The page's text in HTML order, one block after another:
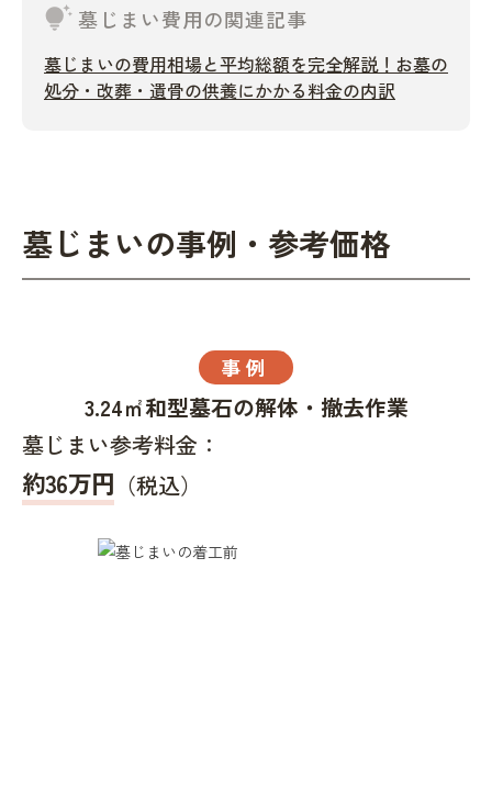
tips_and_updates墓じまい費用の関連記事
墓じまいの費用相場と平均総額を完全解説！お墓の
処分・改葬・遺骨の供養にかかる料金の内訳
墓じまいの事例・参考価格
事例
3.24㎡和型墓石の解体・撤去作業
墓じまい参考料金：
約36万円 （税込）